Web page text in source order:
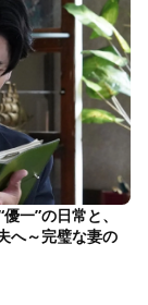
一”の日常と、
へ～完璧な妻の